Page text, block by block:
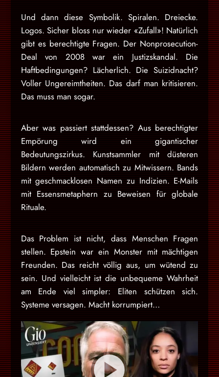
Und dann diese Symbolik. Spiralen. Dreiecke.
Logos. Sicher bloss nur wieder «Zufall»! Natürlich
gibt es berechtigte Fragen. Der Nonprosecution-
Deal von 2008 war ein Justizskandal. Die
Haftbedingungen? Lächerlich. Die Suizidnacht?
Voller Ungereimtheiten. Das darf man kritisieren.
Das muss man sogar.
Aber was passiert stattdessen? Aus berechtigter
Empörung wird ein gigantischer
Bedeutungszirkus. Kunstsammler mit düsteren
Bildern werden automatisch zu Mitwissern. Bands
mit geschmacklosen Namen zu Indizien. E-Mails
mit Essensmetaphern zu Beweisen für globale
Rituale.
Das Problem ist nicht, dass Menschen Fragen
stellen. Epstein war ein Monster mit mächtigen
Freunden. Das reicht völlig aus, um wütend zu
sein. Und vielleicht ist die unbequeme Wahrheit
am Ende viel simpler: Eliten schützen sich.
Systeme versagen. Macht korrumpiert…